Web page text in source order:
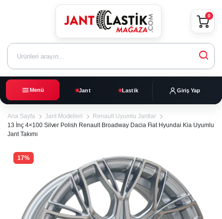
Menü Jant Lastik Giriş Yap
0
Ana Sayfa Jant Modelleri
Renault Uyumlu Jantlar
13 İnç 4×100 Silver Polish Renault Broadway Dacia Fiat Hyundai Kia Uyumlu
Jant Takımı
17%